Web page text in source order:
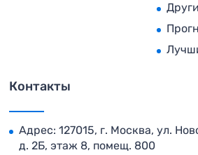
Контакты
Адрес: 127015, г. Москва, ул.
д. 2Б, этаж 8, помещ. 800